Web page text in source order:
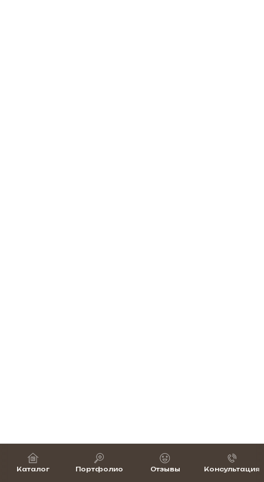
Каталог Портфолио Отзывы Консультация